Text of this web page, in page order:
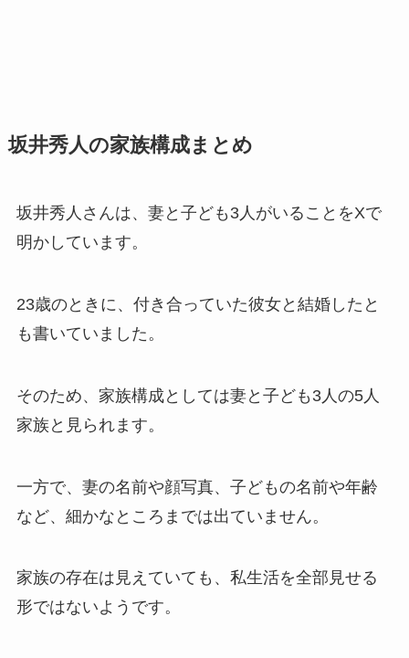
坂井秀人の家族構成まとめ
坂井秀人さんは、妻と子ども3人がいることをXで
明かしています。
23歳のときに、付き合っていた彼女と結婚したと
も書いていました。
そのため、家族構成としては妻と子ども3人の5人
家族と見られます。
一方で、妻の名前や顔写真、子どもの名前や年齢
など、細かなところまでは出ていません。
家族の存在は見えていても、私生活を全部見せる
形ではないようです。